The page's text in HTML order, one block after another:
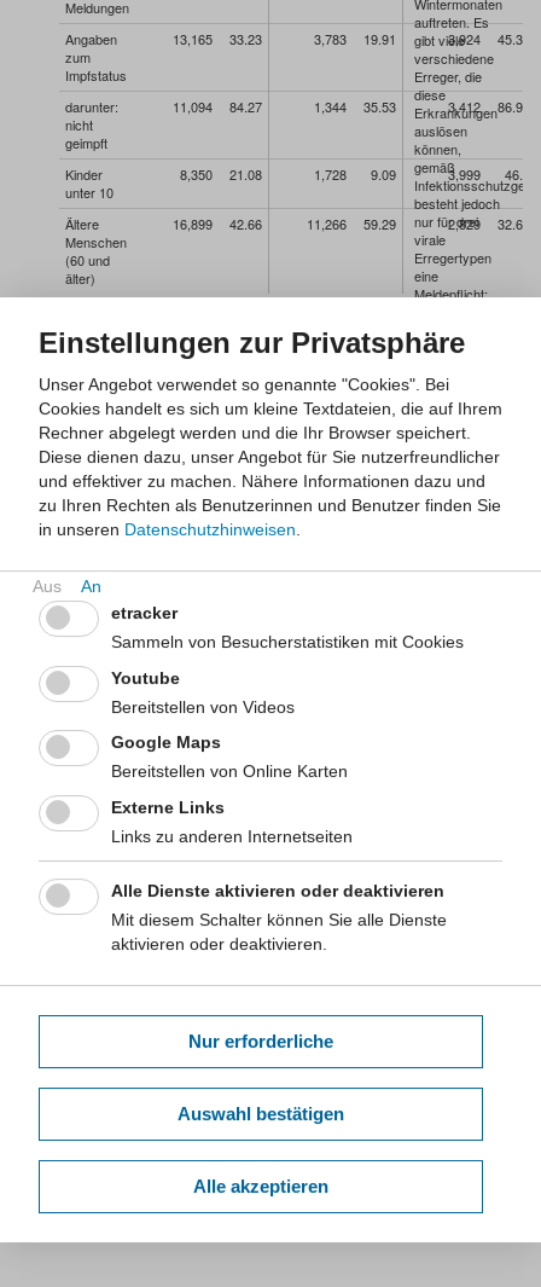
Einstellungen zur Privatsphäre
Unser Angebot verwendet so genannte "Cookies". Bei
Cookies handelt es sich um kleine Textdateien, die auf Ihrem
Rechner abgelegt werden und die Ihr Browser speichert.
Diese dienen dazu, unser Angebot für Sie nutzerfreundlicher
und effektiver zu machen.
Nähere Informationen dazu und
zu Ihren Rechten als Benutzerinnen und Benutzer finden Sie
in unseren Datenschutzhinweisen
etracker
Sammeln von Besucherstatistiken mit Cookies
Youtube
Bereitstellen von Videos
Google Maps
Bereitstellen von Online Karten
Externe Links
Links zu anderen Internetseiten
Alle Dienste aktivieren oder deaktivieren
Mit diesem Schalter können Sie alle Dienste
aktivieren oder deaktivieren.
Nur erforderliche
Auswahl bestätigen
Alle akzeptieren